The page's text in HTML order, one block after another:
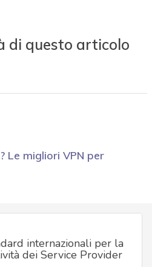
di questo articolo
Le migliori VPN per
internazionali per la
dei Service Provider